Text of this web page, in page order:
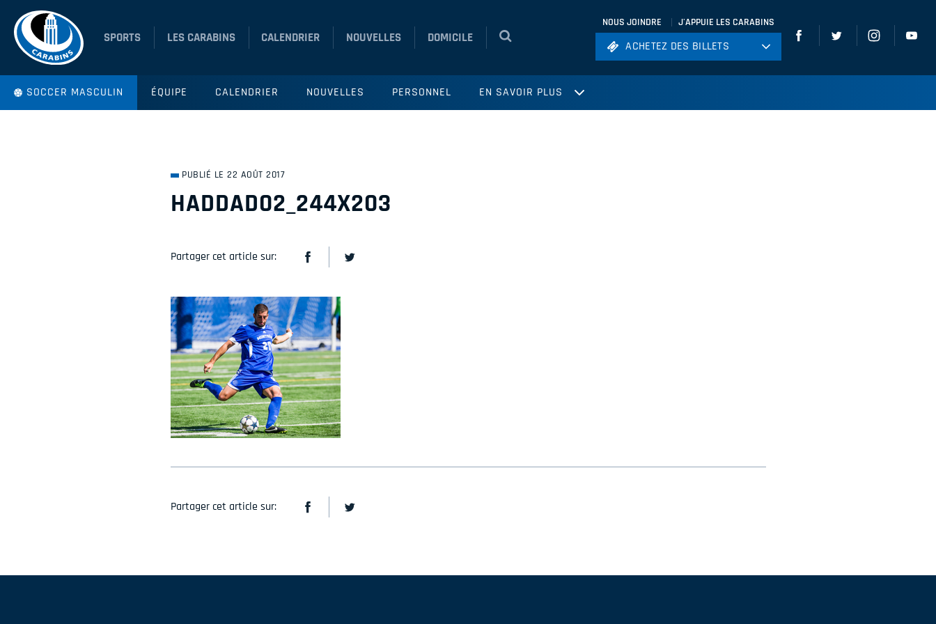
SPORTS LES CARABINS CALENDRIER NOUVELLES DOMICILE
NOUS JOINDRE J'APPUIE LES CARABINS
ACHETEZ DES BILLETS
ACHETEZ DES BILLETS
SOCCER MASCULIN ÉQUIPE CALENDRIER NOUVELLES PERSONNEL EN SAVOIR PLUS
PUBLIÉ LE 22 AOÛT 2017
HADDAD02_244X203
Partager cet article sur:
Partager cet article sur: